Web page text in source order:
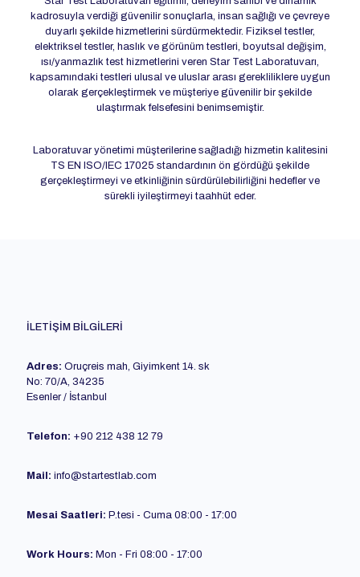
kadrosuyla verdiği güvenilir sonuçlarla, insan sağlığı ve çevreye
duyarlı şekilde hizmetlerini sürdürmektedir. Fiziksel testler,
elektriksel testler, haslık ve görünüm testleri, boyutsal değişim,
ısı/yanmazlık test hizmetlerini veren Star Test Laboratuvarı,
kapsamındaki testleri ulusal ve uluslar arası gerekliliklere uygun
olarak gerçekleştirmek ve müşteriye güvenilir bir şekilde
ulaştırmak felsefesini benimsemiştir.
Laboratuvar yönetimi müşterilerine sağladığı hizmetin kalitesini
TS EN ISO/IEC 17025 standardının ön gördüğü şekilde
gerçekleştirmeyi ve etkinliğinin sürdürülebilirliğini hedefler ve
sürekli iyileştirmeyi taahhüt eder.
İLETİŞİM BİLGİLERİ
Adres: Oruçreis mah, Giyimkent 14. sk
No: 70/A, 34235
Esenler / İstanbul
Telefon: +90 212 438 12 79
Mail: info@startestlab.com
Mesai Saatleri: P.tesi - Cuma 08:00 - 17:00
Work Hours: Mon - Fri 08:00 - 17:00